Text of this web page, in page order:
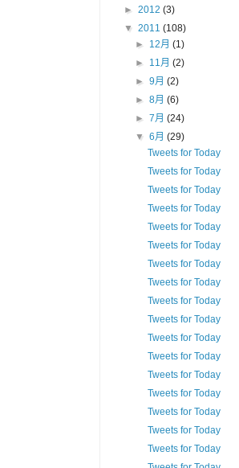
► 2012 (3)
▼ 2011 (108)
► 12月(1)
► 11月(2)
►9月(2)
►8月(6)
►7月(24)
▼6月(29)
Tweets for Today
Tweets for Today
Tweets for Today
Tweets for Today
Tweets for Today
Tweets for Today
Tweets for Today
Tweets for Today
Tweets for Today
Tweets for Today
Tweets for Today
Tweets for Today
Tweets for Today
Tweets for Today
Tweets for Today
Tweets for Today
Tweets for Today